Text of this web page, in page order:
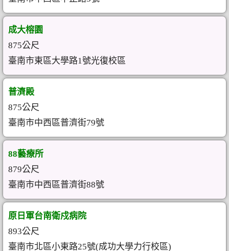
成大榕園
875公尺
臺南市東區大學路1號光復校區
普濟殿
875公尺
臺南市中西區普濟街79號
88藝療所
879公尺
臺南市中西區普濟街88號
原日軍台南衛戍病院
893公尺
臺南市北區小東路25號(成功大學力行校區)